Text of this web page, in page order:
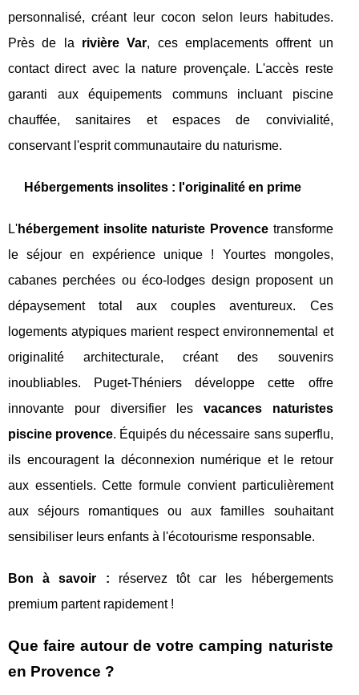
personnalisé, créant leur cocon selon leurs habitudes.
Près de la rivière Var, ces emplacements offrent un
contact direct avec la nature provençale. L'accès reste
garanti aux équipements communs incluant piscine
chauffée, sanitaires et espaces de convivialité,
conservant l'esprit communautaire du naturisme.
Hébergements insolites : l'originalité en prime
L'hébergement insolite naturiste Provencetransforme
le séjour en expérience unique ! Yourtes mongoles,
cabanes perchées ou éco-lodges design proposent un
dépaysement total aux couples aventureux. Ces
logements atypiques marient respect environnemental et
originalité architecturale, créant des souvenirs
inoubliables. Puget-Théniers développe cette offre
innovante pour diversifier les vacances naturistes
piscine provence. Équipés du nécessaire sans superflu,
ils encouragent la déconnexion numérique et le retour
aux essentiels. Cette formule convient particulièrement
aux séjours romantiques ou aux familles souhaitant
sensibiliser leurs enfants à l'écotourisme responsable.
Bon à savoir : réservez tôt car les hébergements
premium partent rapidement !
Que faire autour de votre camping naturiste
en Provence ?